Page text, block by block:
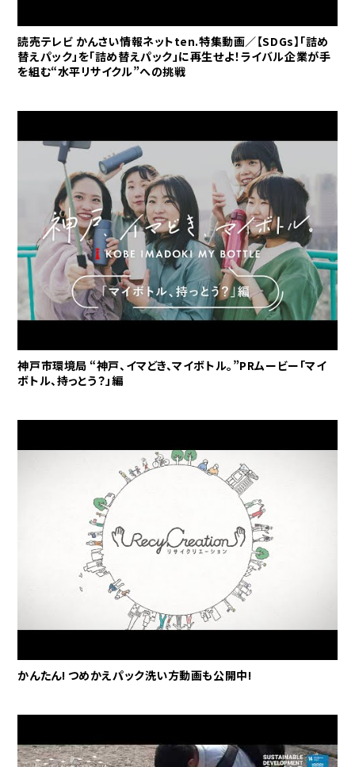
読売テレビ かんさい情報ネットten.特集動画／【SDGs】「詰め
替えパック」を「詰め替えパック」に再生せよ！ライバル企業が手
を組む“水平リサイクル”への挑戦
神戸市環境局 “神戸、イマどき、マイボトル。”PRムービー「マイ
ボトル、持っとう？」編
かんたん! つめかえパック洗い方動画も公開中!